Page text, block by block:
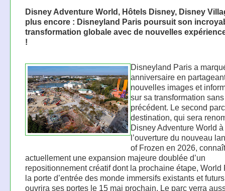
Disney Adventure World, Hôtels Disney, Disney
plus encore : Disneyland Paris poursuit son
transformation globale avec de nouvelles
!
Disneyland Paris a
anniversaire en
nouvelles images et
sur sa transformation sans
précédent. Le second
destination, qui sera
Disney Adventure World à
l’ouverture du nouveau
of Frozen en 2026, connaît
actuellement une expansion majeure doublée d’un
repositionnement créatif dont la prochaine étape, World
la porte d’entrée des monde immersifs existants et
ouvrira ses portes le 15 mai prochain. Le parc verra